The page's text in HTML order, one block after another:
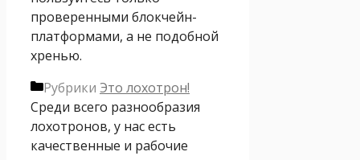
проверенными блокчейн-
платформами, а не подобной
хренью.
Рубрики Это лохотрон!
Среди всего разнообразия
лохотронов, у нас есть
качественные и рабочие